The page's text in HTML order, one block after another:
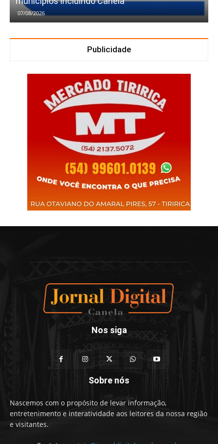
07/08/2026
Publicidade
Nos siga
Sobre nós
Nascemos com o propósito de levar informação,
entretenimento e interatividade aos leitores da nossa região
e visitantes.